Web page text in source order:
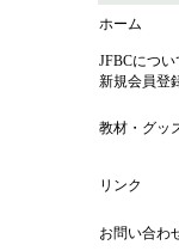
ホーム
JFBCについ
新規会員登
教材・グッ
リンク
お問い合わ